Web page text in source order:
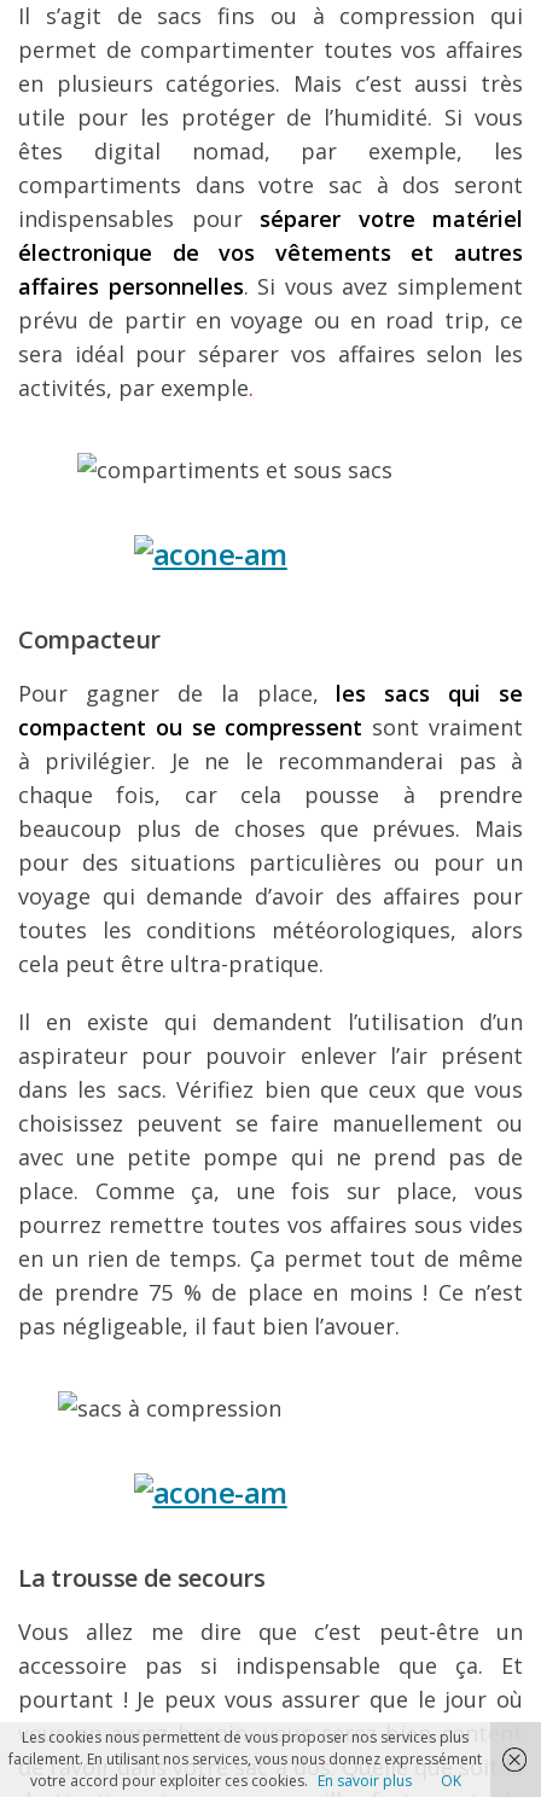
Il s’agit de sacs fins ou à compression qui
permet de compartimenter toutes vos affaires
en plusieurs catégories. Mais c’est aussi très
utile pour les protéger de l’humidité. Si vous
êtes digital nomad, par exemple, les
compartiments dans votre sac à dos seront
indispensables pour séparer votre matériel
électronique de vos vêtements et autres
affaires personnelles. Si vous avez simplement
prévu de partir en voyage ou en road trip, ce
sera idéal pour séparer vos affaires selon les
activités, par exemple.
Compacteur
Pour gagner de la place, les sacs qui se
compactent ou se compressent sont vraiment
à privilégier. Je ne le recommanderai pas à
chaque fois, car cela pousse à prendre
beaucoup plus de choses que prévues. Mais
pour des situations particulières ou pour un
voyage qui demande d’avoir des affaires pour
toutes les conditions météorologiques, alors
cela peut être ultra-pratique.
Il en existe qui demandent l’utilisation d’un
aspirateur pour pouvoir enlever l’air présent
dans les sacs. Vérifiez bien que ceux que vous
choisissez peuvent se faire manuellement ou
avec une petite pompe qui ne prend pas de
place. Comme ça, une fois sur place, vous
pourrez remettre toutes vos affaires sous vides
en un rien de temps. Ça permet tout de même
de prendre 75 % de place en moins ! Ce n’est
pas négligeable, il faut bien l’avouer.
La trousse de secours
Vous allez me dire que c’est peut-être un
accessoire pas si indispensable que ça. Et
pourtant ! Je peux vous assurer que le jour où
vous en aurez besoin, vous serez bien content
de l’avoir dans votre sac à dos. Quelle que soit la
Les cookies nous permettent de vous proposer nos services plus
facilement. En utilisant nos services, vous nous donnez expressément
votre accord pour exploiter ces cookies. En savoir plus OK